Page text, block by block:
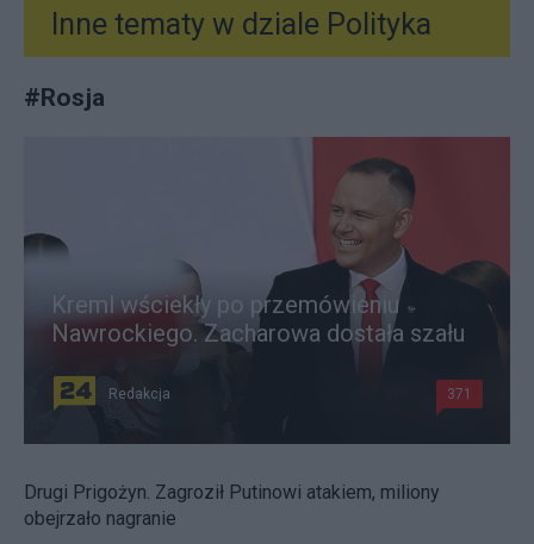
Inne tematy w dziale Polityka
#Rosja
Kreml wściekły po przemówieniu
Nawrockiego. Zacharowa dostała szału
Redakcja 371
Drugi Prigożyn. Zagroził Putinowi atakiem, miliony
obejrzało nagranie